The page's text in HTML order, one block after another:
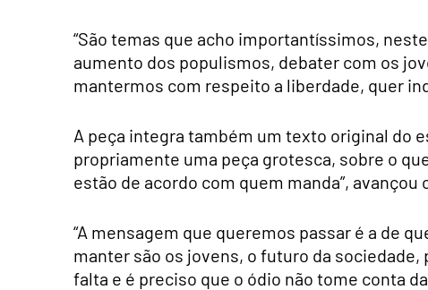
“São temas que acho importantíssimos,
aumento dos populismos, debater com os
mantermos com respeito a liberdade, quer
A peça integra também um texto original do
propriamente uma peça grotesca, sobre o
estão de acordo com quem manda”, avançou
“A mensagem que queremos passar é a de
manter são os jovens, o futuro da
falta e é preciso que o ódio não tome conta